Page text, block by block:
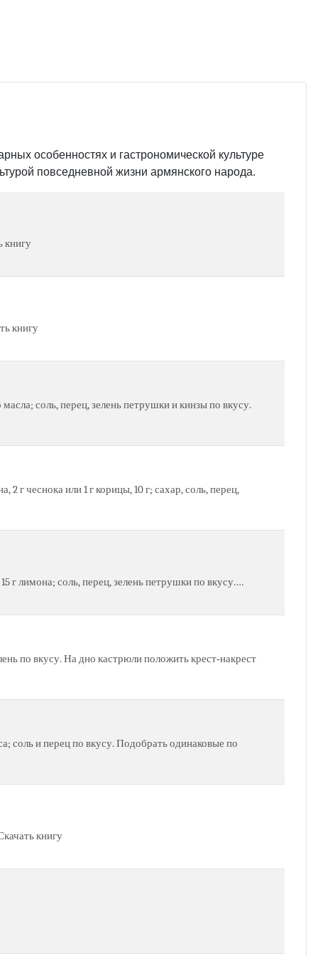
особенностях и гастрономической культуре
повседневной жизни армянского народа.
книгу
книгу
соль, перец, зелень петрушки и кинзы по вкусу.
г чеснока или 1 г корицы, 10 г; сахар, соль, перец,
г лимона; соль, перец, зелень петрушки по вкусу.…
по вкусу. На дно кастрюли положить крест‑накрест
соль и перец по вкусу. Подобрать одинаковые по
книгу